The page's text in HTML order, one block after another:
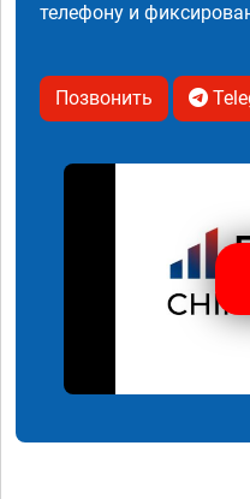
телефону и
Позвонить